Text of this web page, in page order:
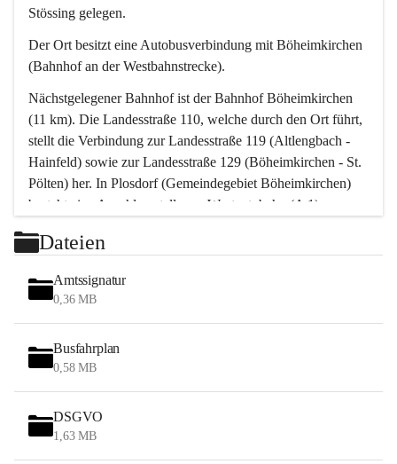
Stössing gelegen.
Der Ort besitzt eine Autobusverbindung mit Böheimkirchen
(Bahnhof an der Westbahnstrecke).
Nächstgelegener Bahnhof ist der Bahnhof Böheimkirchen
(11 km). Die Landesstraße 110, welche durch den Ort führt,
stellt die Verbindung zur Landesstraße 119 (Altlengbach -
Hainfeld) sowie zur Landesstraße 129 (Böheimkirchen - St.
Pölten) her. In Plosdorf (Gemeindegebiet Böheimkirchen)
besteht eine Anschlussstelle zur Westautobahn (A 1).
Wien erreicht man in ca. 45 Minuten.
Stössing zählt noch zum Naherholungsraum Wien sowie
zum Naherholungsraum St. Pölten. Viele Bauernhöfe hatten
„ihre Wiener“. Seit 1960 bauten viele Wiener
Wochenendhäuser im Gemeindegebiet. Wegen des
waldreichen Jagdgebietes haben viele Jagdpächter ihre
Das Wandern ist aus touristischer Sicht die bedeutendste
Tätigkeit. Das hügelige Gebiet mit Wanderwegen durch
Wiesen, Wälder und Obstkulturen lädt dazu ein. Gefördert
Dateien
Amtssignatur
0,36 MB
Busfahrplan
0,58 MB
DSGVO
1,63 MB